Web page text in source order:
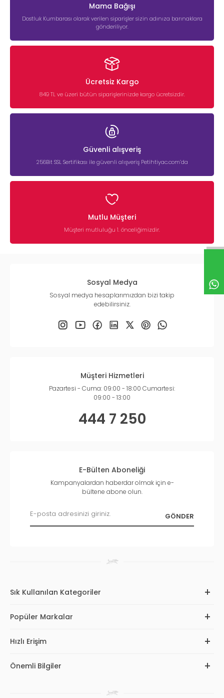
Mama Bağışı
Dostluk Kumbarası olarak verilen siparişler sizin adınıza barınaklara
gönderiliyor.
Ücretsiz Kargo
849 TL ve üzeri bütün siparişlerinizde kargo ücretsizdir.
Güvenli alışveriş
256Bit SSL Sertifikası ile güvenli alışveriş Petihtiyac.com’da
Mutlu Müşteri
Müşteri mutluluğu 1. önceliğimizdir.
Sosyal Medya
Sosyal medya hesaplarımızdan bizi takip
edebilirsiniz.
Müşteri Hizmetleri
Pazartesi - Cuma: 09:00 - 18:00 Cumartesi:
09:00 - 13:00
444 7 250
E-Bülten Aboneliği
Kampanyalardan haberdar olmak için e-
bültene abone olun.
Sık Kullanılan Kategoriler
Popüler Markalar
Hızlı Erişim
Önemli Bilgiler